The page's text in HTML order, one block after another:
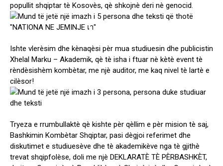
popullit shqiptar tè Kosovès, qè shkojnè deri nè genocid.
Ishte vlerèsim dhe kènaqèsi pèr mua studiuesin dhe publicistin
Xhelal Marku – Akademik, qè tè isha i ftuar nè kètè event tè
rèndèsishèm kombètar, me njè auditor, me kaq nivel tè lartè e
cilèsor!
Tryeza e rrumbullaktè qè kishte pèr qèllim e pèr mision tè saj,
Bashkimin Kombètar Shqiptar, pasi dègjoi referimet dhe
diskutimet e studiuesève dhe tè akademikève nga tè gjithè
trevat shqipfolèse, doli me njè DEKLARATÈ TÈ PÈRBASHKÈT,